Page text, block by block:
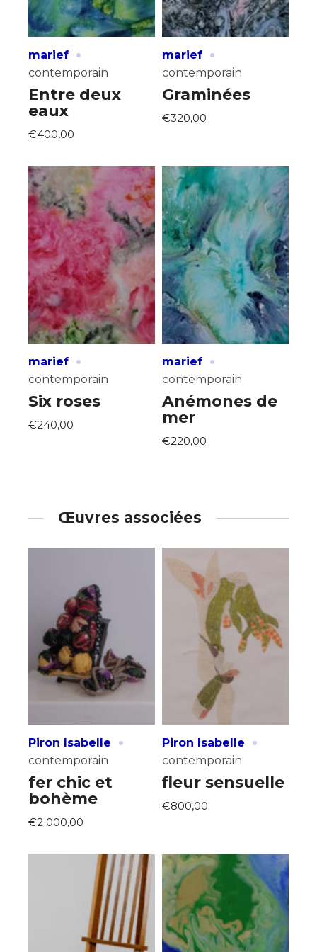
marief ·
contemporain
Entre deux
eaux
€400,00
marief ·
contemporain
Graminées
€320,00
marief ·
contemporain
Six roses
€240,00
marief ·
contemporain
Anémones de
mer
€220,00
Œuvres associées
Piron Isabelle ·
contemporain
fer chic et
bohème
€2 000,00
Piron Isabelle ·
contemporain
fleur sensuelle
€800,00